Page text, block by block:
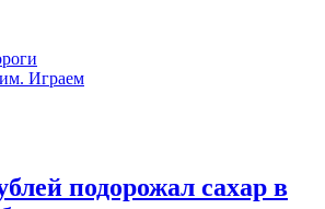
Играем
подорожал сахар в